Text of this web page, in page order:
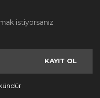
istiyorsanız
KAYIT OL